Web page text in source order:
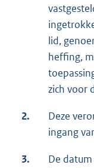
lid,
heffing,
zich voor
2.
Deze
ingang
3.
De